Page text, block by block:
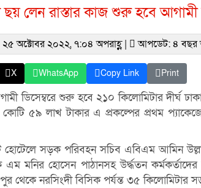
ছয় লেন রাস্তার কাজ শুরু হবে আগামী
২৫ অক্টোবর ২০২২, ৭:০৪ অপরাহ্ণ | আপডেট: ৪ বছর
X WhatsApp Copy Link Print
ডিসেম্বরে শুরু হবে ২১০ কিলোমিটার দীর্ঘ
৫৯ লাখ টাকার এ প্রকল্পের প্রথম
হোটেলে সড়ক পরিবহন সচিব এবিএম আমিন
মনির হোসেন পাঠানসহ উর্দ্ধতন
থেকে নরসিংদী বিসিক পর্যন্ত ৩৫ কিলোমিটার